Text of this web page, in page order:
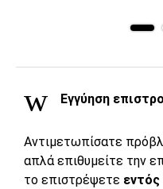
Εγγύηση
Αντιμετωπίσατε
απλά επιθυμείτε την
το επιστρέψετε